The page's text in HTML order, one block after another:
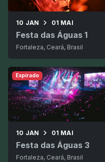
10 JAN 01 MAI
Festa das Águas 1
Fortaleza, Ceará, Brasil
10 JAN 01 MAI
Festa das Águas 3
Fortaleza, Ceará, Brasil
Expirado